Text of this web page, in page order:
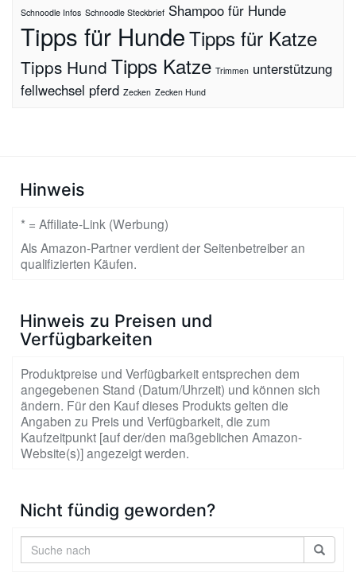
Schnoodle Infos Schnoodle Steckbrief Shampoo für Hunde
Tipps für HundeTipps für Katze
Tipps Hund Tipps Katze Trimmen unterstützung
fellwechsel pferd Zecken Zecken Hund
Hinweis
* = Affiliate-Link (Werbung)
Als Amazon-Partner verdient der Seitenbetreiber an
qualifizierten Käufen.
Hinweis zu Preisen und
Verfügbarkeiten
Produktpreise und Verfügbarkeit entsprechen dem
angegebenen Stand (Datum/Uhrzeit) und können sich
ändern. Für den Kauf dieses Produkts gelten die
Angaben zu Preis und Verfügbarkeit, die zum
Kaufzeitpunkt [auf der/den maßgeblichen Amazon-
Website(s)] angezeigt werden.
Nicht fündig geworden?